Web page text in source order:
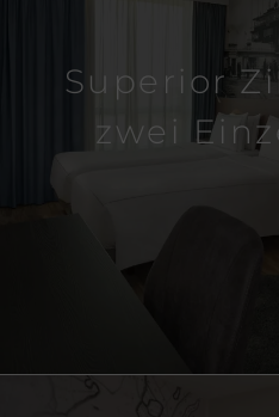
Superior
zwei